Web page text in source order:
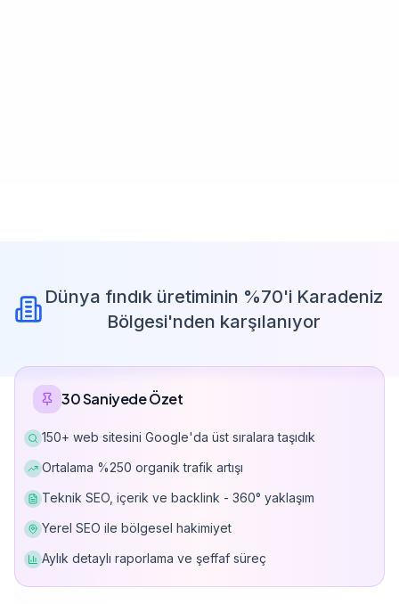
Dünya fındık üretiminin %70'i Karadeniz
Bölgesi'nden karşılanıyor
30 Saniyede Özet
150+ web sitesini Google'da üst sıralara taşıdık
Ortalama %250 organik trafik artışı
Teknik SEO, içerik ve backlink - 360° yaklaşım
Yerel SEO ile bölgesel hakimiyet
Aylık detaylı raporlama ve şeffaf süreç
Can Davarcı, 150'den fazla web sitesini Google'da üst